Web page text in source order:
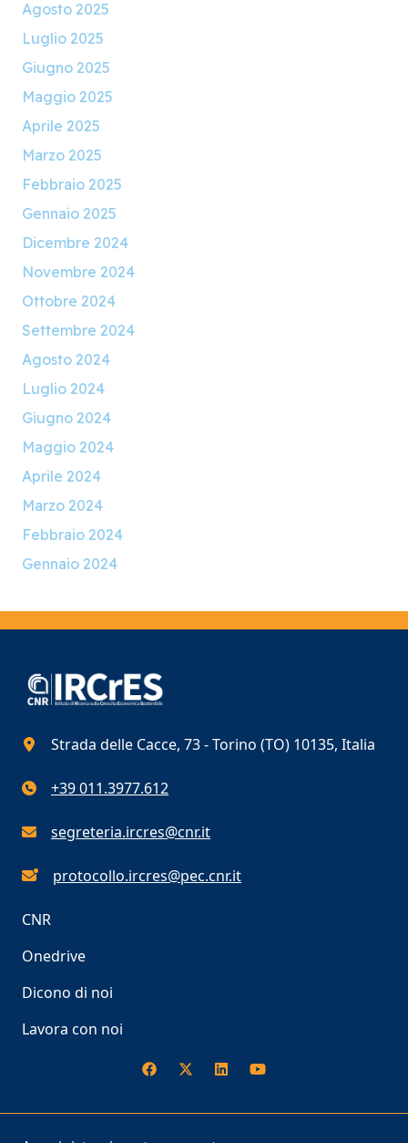
Agosto 2025
Luglio 2025
Giugno 2025
Maggio 2025
Aprile 2025
Marzo 2025
Febbraio 2025
Gennaio 2025
Dicembre 2024
Novembre 2024
Ottobre 2024
Settembre 2024
Agosto 2024
Luglio 2024
Giugno 2024
Maggio 2024
Aprile 2024
Marzo 2024
Febbraio 2024
Gennaio 2024
Strada delle Cacce, 73 - Torino (TO) 10135, Italia
+39 011.3977.612
segreteria.ircres@cnr.it
protocollo.ircres@pec.cnr.it
CNR
Onedrive
Dicono di noi
Lavora con noi